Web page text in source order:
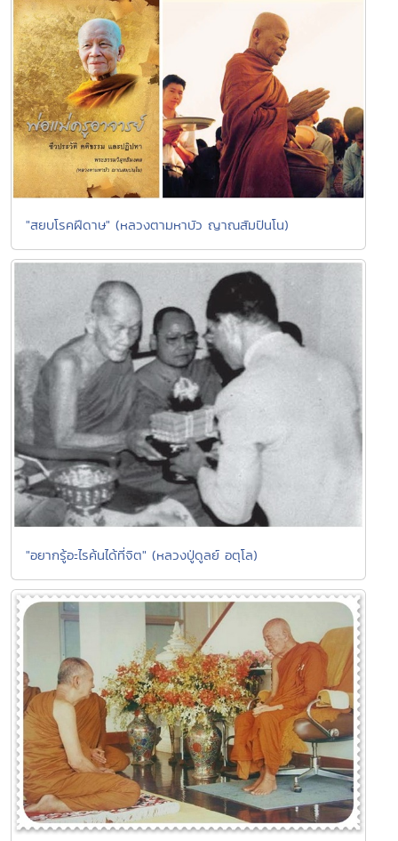
"สยบโรคฝีดาษ" (หลวงตามหาบัว ญาณสัมปันโน)
"อยากรู้อะไรค้นได้ที่จิต" (หลวงปู่ดูลย์ อตุโล)